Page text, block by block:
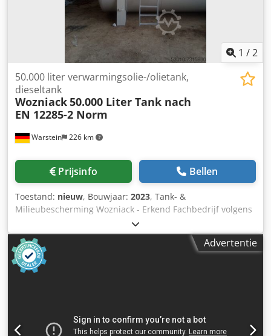
1 /2
Warstein 226 km
50.000 liter verwarmingsolie-/olietank,
dieseltank
Wozniack50.000 Liter Tank nach
EN 12285-2 Norm
Prijsinfo Bellen
Toestand: nieuw, Bouwjaar: 2023, Tank- &
Milieubescherming Wozniack - Erkend Fachbedrijf volgens
de Duitse Waterhuishoudingswet (WHG) Geachte dames en
heren, wij bieden een dubbelwandige opslagtank van
50.000 liter aan voor de opslag van stookolie / diesel /
HVO100. Kleurafwerking: lak RAL 7035 Materiaal: Staal-in-
staal, materiaal S235JRG2 Chsdpfx Ash Ukupef Aoa
overstromingsgebieden. Uitvoering/toebehoren: - Mangat
Advertentie